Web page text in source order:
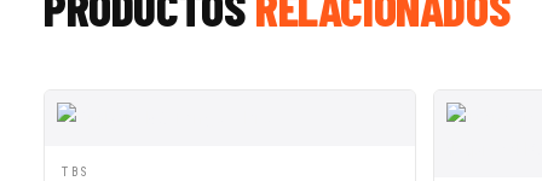
VISTA RÁPIDA
TBS
SALE ◇